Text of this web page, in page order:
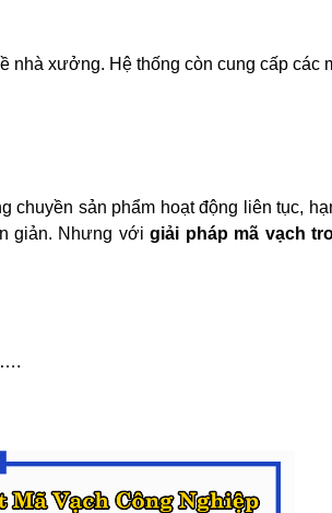
xưởng. Hệ thống còn cung cấp các
sản phẩm hoạt động liên tục,
giản. Nhưng vớigiải pháp mã vạch